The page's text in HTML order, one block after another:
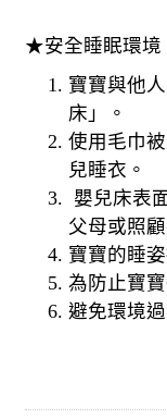
★安全睡眠環境
寶寶與他
床」。
使用毛巾
兒睡衣。
嬰兒床表
父母或照
寶寶的睡
為防止寶
避免環境